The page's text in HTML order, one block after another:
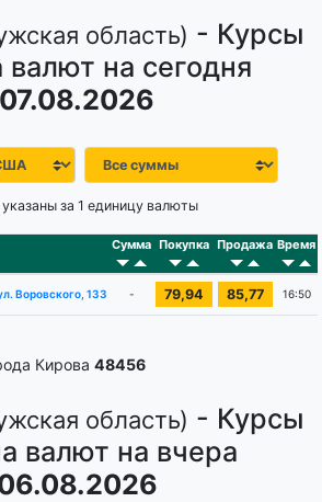
область) - Курсы
на сегодня
07.08.2026
за 1 единицу валюты
Сумма Покупка Продажа Время
Воровского, 133 - 79,94 85,77 16:50
Кирова 48456
область) - Курсы
валют на вчера